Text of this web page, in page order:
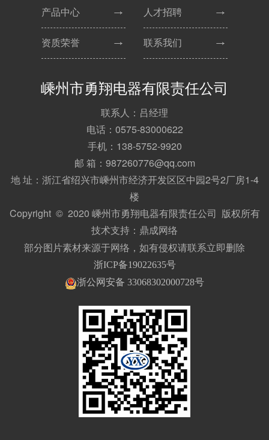
嵊州市勇翔电器有限责任公司
联系人：吕经理
电话：0575-83000622
手机：138-5752-9920
邮 箱：987260776@qq.com
地 址：浙江省绍兴市嵊州市经济开发区区中园2号2厂房1-4
楼
Copyright © 2020 嵊州市勇翔电器有限责任公司 版权所有
技术支持： 鼎成网络
部分图片素材来源于网络，如有侵权请联系立即删除
浙ICP备19022635号
浙公网安备 33068302000728号
产品中心
资质荣誉
人才招聘
联系我们